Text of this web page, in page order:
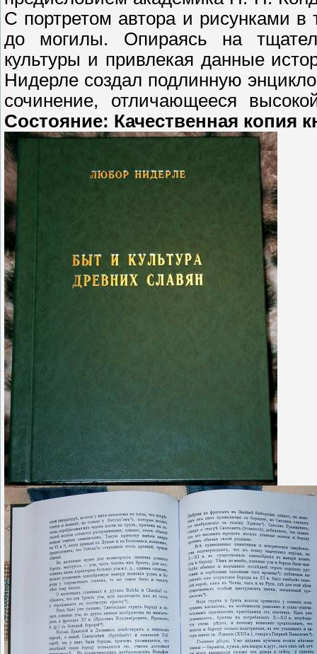
С портретом автора и рисунками
до могилы. Опираясь на
культуры и привлекая данные
Нидерле создал подлинную
сочинение, отличающееся
Состояние: Качественная копия